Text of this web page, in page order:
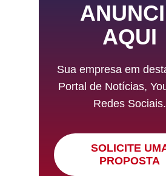
AQUI
Sua empresa em
Portal de Notícias,
Redes Sociais.
SOLICITE
PROPOSTA